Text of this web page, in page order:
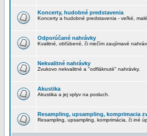
Koncerty, hudobné predstavenia
Koncerty a hudobné predstavenia - veľké,
Odporúčané nahrávky
Kvalitné, obľúbené, či niečím zaujímavé
Nekvalitné nahrávky
Zvukovo nekvalitné a "odfláknuté" nahrávky.
Akustika
Akustika a jej vplyv na posluch.
Resampling, upsampling, komprimacia
Resampling, upsampling, komprimácia, či iné